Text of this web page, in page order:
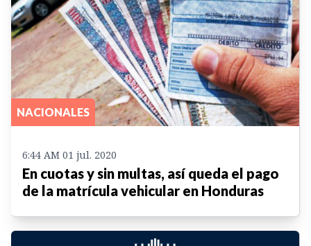
NACIONALES
6:44 AM 01 jul. 2020
En cuotas y sin multas, así queda el pago
de la matrícula vehicular en Honduras